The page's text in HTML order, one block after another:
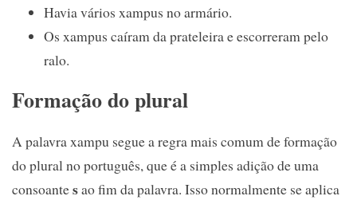
Havia vários xampus no armário.
Os xampus caíram da prateleira e escorreram pelo
ralo.
Formação do plural
A palavra xampu segue a regra mais comum de formação
do plural no português, que é a simples adição de uma
consoantesao fim da palavra. Isso normalmente se aplica